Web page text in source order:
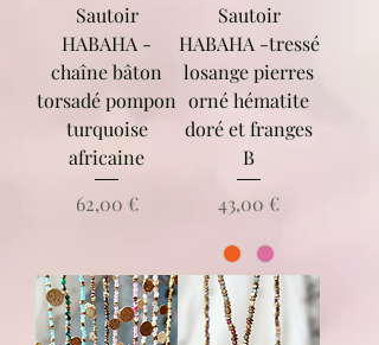
Sautoir
HABAHA -
chaîne bâton
torsadé pompon
turquoise
africaine
Prix
62,00 €
Sautoir
HABAHA -tressé
losange pierres
orné hématite
doré et franges
B
Prix
43,00 €